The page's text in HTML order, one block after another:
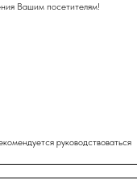
Вашим посетителям!
руководствоваться